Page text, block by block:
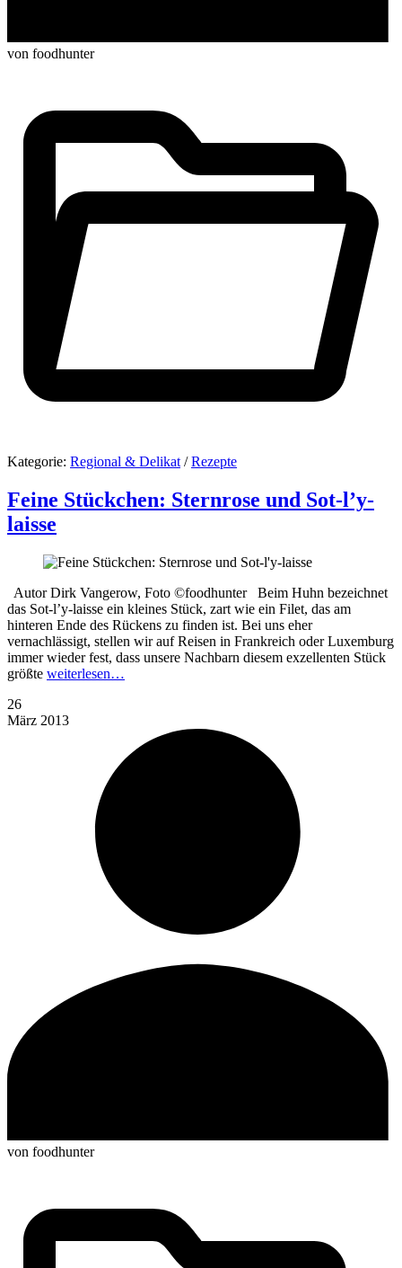
von foodhunter
Kategorie: Regional & Delikat/Rezepte
Feine Stückchen: Sternrose und Sot-l’y-
laisse
Autor Dirk Vangerow, Foto ©foodhunter Beim Huhn bezeichnet
das Sot-l’y-laisse ein kleines Stück, zart wie ein Filet, das am
hinteren Ende des Rückens zu finden ist. Bei uns eher
vernachlässigt, stellen wir auf Reisen in Frankreich oder Luxemburg
immer wieder fest, dass unsere Nachbarn diesem exzellenten Stück
größte weiterlesen…
26
März 2013
von foodhunter